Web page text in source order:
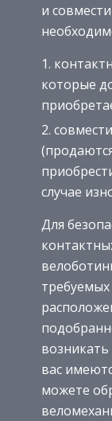
и
которые
случае
Для
возникать
вас
можете